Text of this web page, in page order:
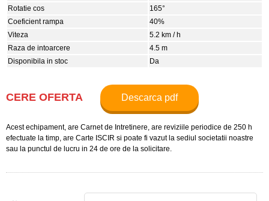
Rotatie cos
165°
Coeficient rampa
40%
Viteza
5.2 km / h
Raza de intoarcere
4.5 m
Disponibila in stoc
Da
CERE OFERTA Descarca pdf
Acest echipament, are Carnet de Intretinere, are reviziile periodice de 250 h
efectuate la timp, are Carte ISCIR si poate fi vazut la sediul societatii noastre
sau la punctul de lucru in 24 de ore de la solicitare.